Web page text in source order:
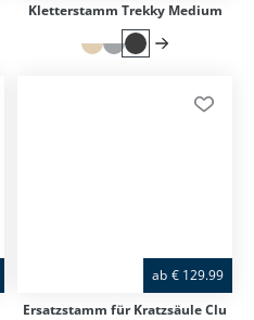
Kletterstamm Trekky Medium
ab € 129.99
Ersatzstamm für Kratzsäule Clu